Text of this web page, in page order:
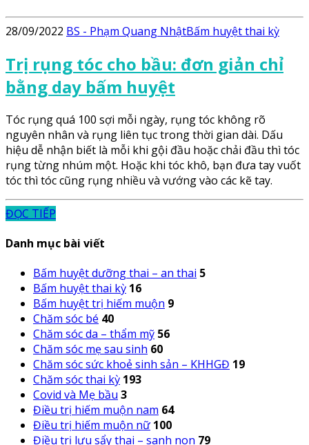
28/09/2022 BS - Phạm Quang NhậtBấm huyệt thai kỳ
Trị rụng tóc cho bầu: đơn giản chỉ
bằng day bấm huyệt
Tóc rụng quá 100 sợi mỗi ngày, rụng tóc không rõ
nguyên nhân và rụng liên tục trong thời gian dài. Dấu
hiệu dễ nhận biết là mỗi khi gội đầu hoặc chải đầu thì tóc
rụng từng nhúm một. Hoặc khi tóc khô, bạn đưa tay vuốt
tóc thì tóc cũng rụng nhiều và vướng vào các kẽ tay.
ĐỌC TIẾP
Danh mục bài viết
Bấm huyệt dưỡng thai – an thai 5
Bấm huyệt thai kỳ 16
Bấm huyệt trị hiếm muộn 9
Chăm sóc bé 40
Chăm sóc da – thẩm mỹ 56
Chăm sóc mẹ sau sinh 60
Chăm sóc sức khoẻ sinh sản – KHHGĐ 19
Chăm sóc thai kỳ 193
Covid và Mẹ bầu 3
Điều trị hiếm muộn nam 64
Điều trị hiếm muộn nữ 100
Điều trị lưu sẩy thai – sanh non 79